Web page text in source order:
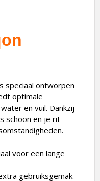
speciaal ontworpen
optimale
en vuil. Dankzij
schoon en je rit
voor een lange
gebruiksgemak.